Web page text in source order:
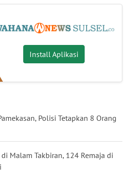
Install Aplikasi
Polisi Tetapkan 8 Orang
Malam Takbiran, 124 Remaja di